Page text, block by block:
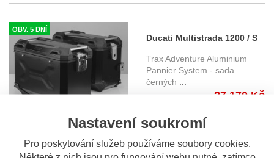
Nastavení soukromí
Pro poskytování služeb používáme soubory cookies.
OBV. 5 DNÍ
Ducati Multistrada 1200 / S
(15-) - sada bočních kufrů
TRAX Adventure 45/45 l. s
nosiči - černé
Trax Adventure Aluminium
Pannier System - sada
černých
27.170 Kč
OBV. 5 DNÍ
Ducati Multistrada 1200 / S